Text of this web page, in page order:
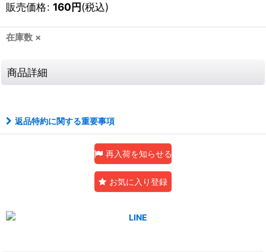
販売価格: 160円(税込)
在庫数 ×
商品詳細
返品特約に関する重要事項
再入荷を知らせる
お気に入り登録